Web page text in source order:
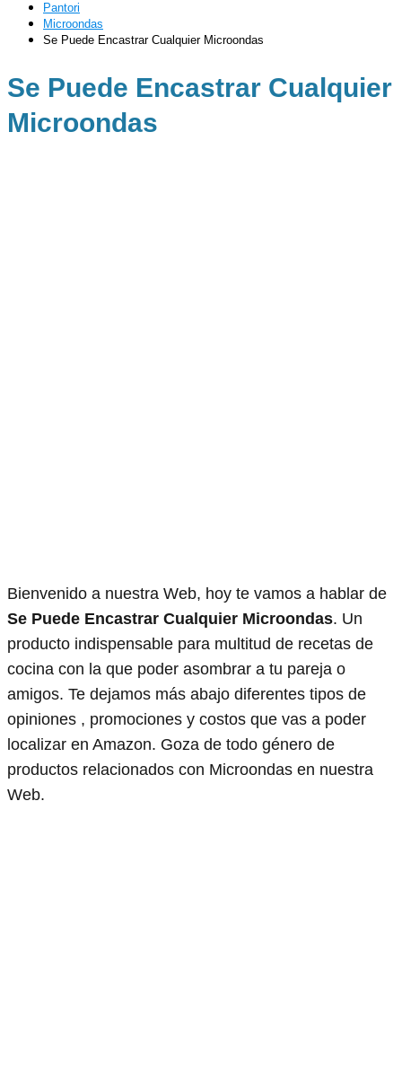
Pantori
Microondas
Se Puede Encastrar Cualquier Microondas
Se Puede Encastrar Cualquier
Microondas
Bienvenido a nuestra Web, hoy te vamos a hablar de
Se Puede Encastrar Cualquier Microondas. Un
producto indispensable para multitud de recetas de
cocina con la que poder asombrar a tu pareja o
amigos. Te dejamos más abajo diferentes tipos de
opiniones , promociones y costos que vas a poder
localizar en Amazon. Goza de todo género de
productos relacionados con Microondas en nuestra
Web.